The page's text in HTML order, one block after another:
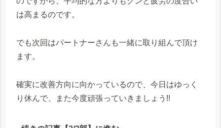
は高まるのです。
でも次回はパートナーさんも一緒に取り組んで頂け
ます。
確実に改善方向に向かっているので、今日はゆっく
り休んで、また今度頑張っていきましょう!!